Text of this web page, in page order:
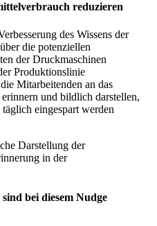
reduzieren
des Wissens der
die potenziellen
der Druckmaschinen
Produktionslinie
Mitarbeitenden an das
und bildlich darstellen,
eingespart werden
Darstellung der
in der
bei diesem Nudge